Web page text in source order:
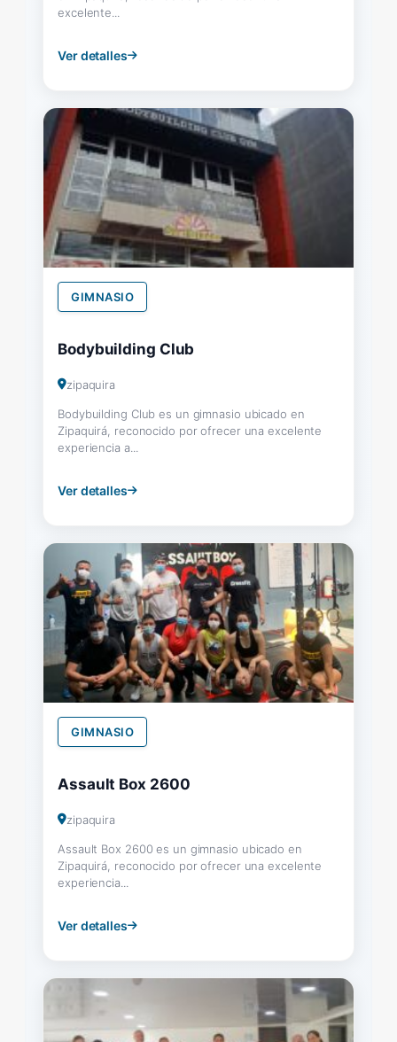
excelente...
Ver detalles
GIMNASIO
Bodybuilding Club
zipaquira
Bodybuilding Club es un gimnasio ubicado en
Zipaquirá, reconocido por ofrecer una excelente
experiencia a...
Ver detalles
GIMNASIO
Assault Box 2600
zipaquira
Assault Box 2600 es un gimnasio ubicado en
Zipaquirá, reconocido por ofrecer una excelente
experiencia...
Ver detalles